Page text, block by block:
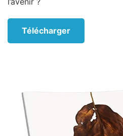
Télécharger